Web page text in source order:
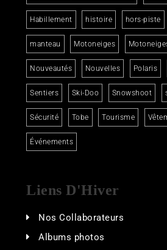
Habillement histoire hors-piste
manteau Motoneiges
Nouveautés Nouvelles Polaris
Sentiers Ski-Doo Snowshoot
Sécurité Tobe Tourisme
Événements
Liens D'Hiver
Nos Collaborateurs
Albums photos